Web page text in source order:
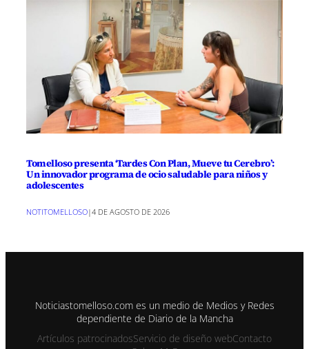
Tomelloso presenta ‘Tardes Con Plan, Mueve tu Cerebro’:
Un innovador programa de ocio saludable para niños y
adolescentes
NOTITOMELLOSO|4 DE AGOSTO DE 2026
Noticiastomelloso.com es un medio de Medios y Redes
dependiente de Diario de la Mancha
Artículos patrocinadosServicio de diseño webContacto